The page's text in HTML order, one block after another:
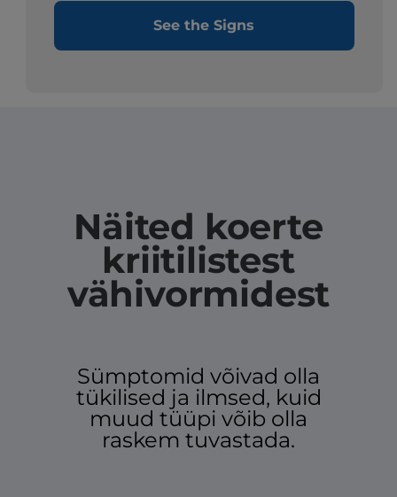
See the Signs
Näited koerte
kriitilistest
vähivormidest
Sümptomid võivad olla
tükilised ja ilmsed, kuid
muud tüüpi võib olla
raskem tuvastada.